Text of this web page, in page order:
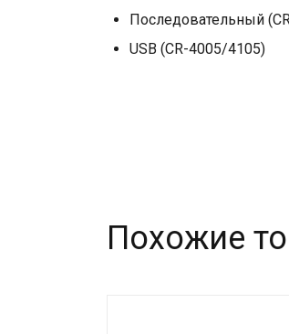
Последовательный
USB (CR-4005/4105)
Похожие